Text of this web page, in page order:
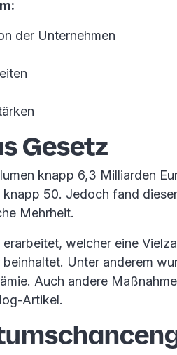
der Unternehmen
Gesetz
knapp 6,3 Milliarden
50. Jedoch fand
Mehrheit.
welcher eine
Unter anderem
Auch andere
Artikel.